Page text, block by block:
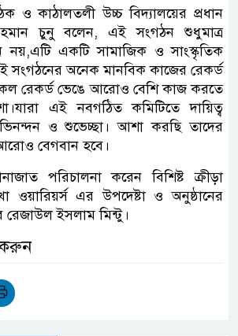
ও কাঠালতলী উচ্চ বিদ্যালয়ের প্রধান
চুনু বলেন, এই সংগঠন শুধুমাত্র
নয়,এটি একটি সামাজিক ও সাংস্কৃতিক
সংগঠনের অনেক মানবিক কাজের রেকর্ড
রেকর্ড ভেঙে আরোও বেশি কাজ করতে
এই নবগঠিত কমিটিতে দায়িত্ব
ও শুভেচ্ছা। আশা করছি তাদের
বেগবান হবে।
পরিচালনা করেন বিশিষ্ট ক্রীড়া
এর উপদেষ্টা ও অনুষ্ঠানের
রেজাউল ইসলাম মিন্টু।
করুন